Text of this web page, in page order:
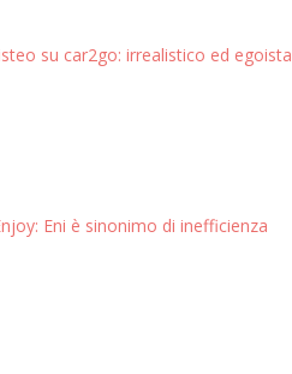
su car2go: irrealistico ed egoista
Eni è sinonimo di inefficienza